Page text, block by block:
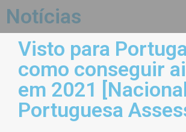
Notícias
Visto para
como conseguir
em 2021
Portuguesa